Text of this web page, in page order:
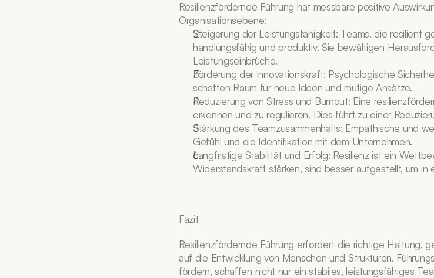
Resilienzfördernde Führung hat messbare positive
Organisationsebene:
Steigerung der Leistungsfähigkeit: Teams, die resilient
handlungsfähig und produktiv. Sie bewältigen
Leistungseinbrüche.
Förderung der Innovationskraft: Psychologische
schaffen Raum für neue Ideen und mutige Ansätze.
Reduzierung von Stress und Burnout: Eine
erkennen und zu regulieren. Dies führt zu einer
Stärkung des Teamzusammenhalts: Empathische und
Gefühl und die Identifikation mit dem Unternehmen.
Langfristige Stabilität und Erfolg: Resilienz ist ein
Widerstandskraft stärken, sind besser aufgestellt, um in
Fazit
Resilienzfördernde Führung erfordert die richtige Haltung,
auf die Entwicklung von Menschen und Strukturen.
fördern, schaffen nicht nur ein stabiles, leistungsfähiges